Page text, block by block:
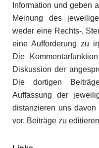
Information und geben
Meinung des
weder eine Rechts-,
eine Aufforderung zu
Die
Diskussion der
Die dortigen
Auffassung der
distanzieren uns
vor, Beiträge zu